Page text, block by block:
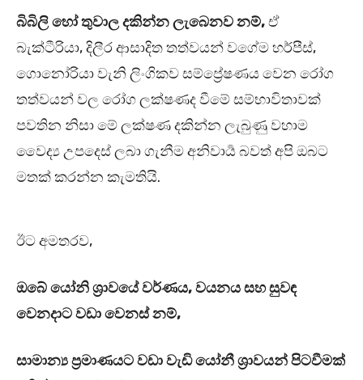
බිබිලි හෝ තුවාල දකින්න ලැබෙනව නම්,ඒ
බැක්ටීරියා, දිලීර ආසාදිත තත්වයන් වගේම හර්පීස්,
ගොනෝරියා වැනි ලිංගිකව සම්ප්‍රේෂණය වෙන රෝග
තත්වයන් වල රෝග ලක්ෂණද වීමේ සම්භාවිතාවක්
පවතින නිසා මේ ලක්ෂණ දකින්න ලැබුණු වහාම
වෛද්‍ය උපදෙස් ලබා ගැනීම අනිවාර්‍ය බවත් අපි ඔබට
මතක් කරන්න කැමතියි.
ඊට අමතරව,
ඔබේ යෝනි ශ්‍රාවයේ වර්ණය, වයනය සහ සුවඳ
වෙනදාට වඩා වෙනස් නම්,
සාමාන්‍ය ප්‍රමාණයට වඩා වැඩි යෝනී ශ්‍රාවයන් පිටවීමක්